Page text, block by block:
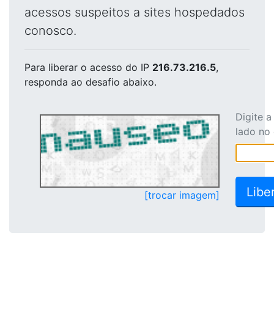
acessos suspeitos a sites hospedados
conosco.
Para liberar o acesso do IP 216.73.216.5,
responda ao desafio abaixo.
[trocar imagem]
Digite
lado no